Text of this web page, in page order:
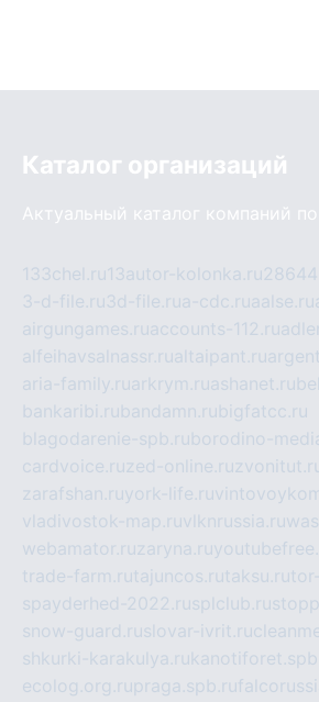
Каталог организаций
Актуальный каталог компаний
133chel.ru13autor-kolonka.ru
3-d-file.ru3d-file.rua-cdc.ruaalse.ru
airgungames.ruaccounts-112.ru
alfeihavsalnassr.rualtaipant.ru
aria-family.ruarkrym.ruashanet.ru
bankaribi.rubandamn.rubigfatcc.ru
blagodarenie-spb.ruborodino-
cardvoice.ruzed-online.ru
zarafshan.ruyork-life.ru
vladivostok-map.ruvlknrussia.ru
webamator.ruzaryna.ru
trade-farm.rutajuncos.rutaksu.ru
spayderhed-2022.rusplclub.ru
snow-guard.ruslovar-ivrit.ru
shkurki-karakulya.ru
ecolog.org.rupraga.spb.ru